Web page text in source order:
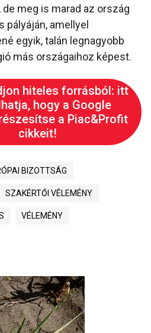
meg is marad az ország
amellyel
egyik, talán legnagyobb
más országaihoz képest.
hiteles forrásból: itt
hogy a Google
a Piac&Profit
cikkeit!
BIZOTTSÁG
SZAKÉRTŐI VÉLEMÉNY
VÉLEMÉNY